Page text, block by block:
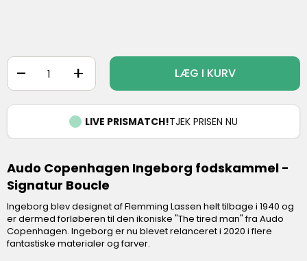
+
- LÆG I KURV
LIVE PRISMATCH!TJEK PRISEN NU
Audo Copenhagen Ingeborg fodskammel -
Signatur Boucle
Ingeborg blev designet af Flemming Lassen helt tilbage i 1940 og
er dermed forløberen til den ikoniske "The tired man" fra Audo
Copenhagen. Ingeborg er nu blevet relanceret i 2020 i flere
fantastiske materialer og farver.